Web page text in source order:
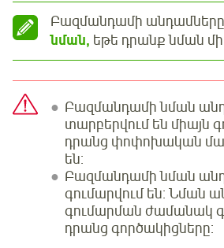
Բազմանդամի
նման, եթե դրանք նման
Բազմանդամի նման
տարբերվում են միայն
դրանց փոփոխական
են:
Բազմանդամի նման
գումարվում են: Նման
գումարման ժամանակ
դրանց գործակիցները: